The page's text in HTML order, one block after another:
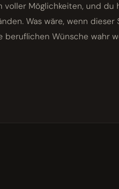
Möglichkeiten, und du
Was wäre, wenn
beruflichen Wünsche wahr